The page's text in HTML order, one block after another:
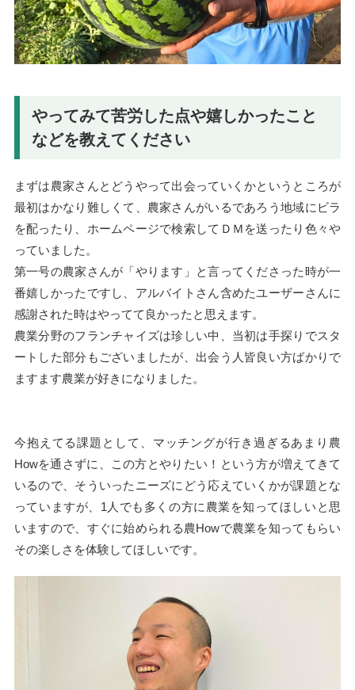
やってみて苦労した点や嬉しかったこと
などを教えてください
まずは農家さんとどうやって出会っていくかというところが
最初はかなり難しくて、農家さんがいるであろう地域にビラ
を配ったり、ホームページで検索してＤＭを送ったり色々や
っていました。
第一号の農家さんが「やります」と言ってくださった時が一
番嬉しかったですし、アルバイトさん含めたユーザーさんに
感謝された時はやってて良かったと思えます。
農業分野のフランチャイズは珍しい中、当初は手探りでスタ
ートした部分もございましたが、出会う人皆良い方ばかりで
ますます農業が好きになりました。
今抱えてる課題として、マッチングが行き過ぎるあまり農
Howを通さずに、この方とやりたい！という方が増えてきて
いるので、そういったニーズにどう応えていくかが課題とな
っていますが、1人でも多くの方に農業を知ってほしいと思
いますので、すぐに始められる農Howで農業を知ってもらい
その楽しさを体験してほしいです。